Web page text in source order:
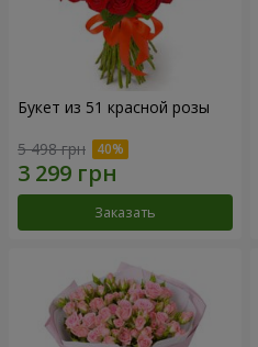
Букет из 51 красной розы
5 498 грн
Заказать